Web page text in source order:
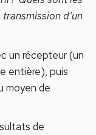
d’un
un récepteur (un
entière), puis
moyen de
de